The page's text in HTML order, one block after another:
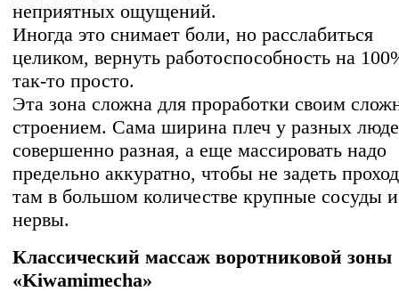
неприятных ощущений.
Иногда это снимает боли, но расслабиться
целиком, вернуть работоспособность на
так-то просто.
Эта зона сложна для проработки своим
строением. Сама ширина плеч у разных
совершенно разная, а еще массировать надо
предельно аккуратно, чтобы не задеть
там в большом количестве крупные сосуды и
нервы.
Классический массаж воротниковой зоны
«Kiwamimecha»